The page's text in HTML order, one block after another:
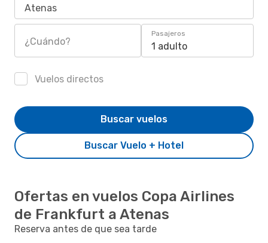
Atenas
¿Cuándo?
Pasajeros
1 adulto
Vuelos directos
Buscar Vuelo + Hotel
Buscar vuelos
Ofertas en vuelos Copa Airlines
de Frankfurt a Atenas
Reserva antes de que sea tarde